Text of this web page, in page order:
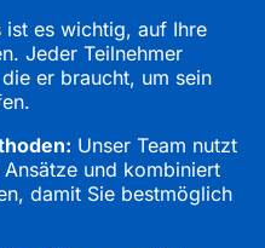
ist es wichtig, auf Ihre
Jeder Teilnehmer
er braucht, um sein
Unser Team nutzt
und kombiniert
damit Sie bestmöglich